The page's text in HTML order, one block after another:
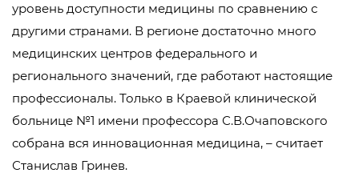
уровень доступности медицины по сравнению с
другими странами. В регионе достаточно много
медицинских центров федерального и
регионального значений, где работают настоящие
профессионалы. Только в Краевой клинической
больнице №1 имени профессора С.В.Очаповского
собрана вся инновационная медицина, – считает
Станислав Гринев.